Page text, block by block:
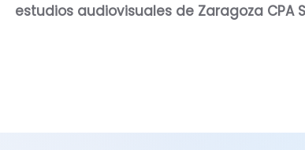
estudios audiovisuales de Zaragoza CPA